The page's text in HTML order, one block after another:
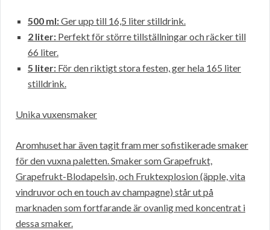
500 ml:Ger upp till 16,5 liter stilldrink.
2 liter: Perfekt för större tillställningar och räcker till
66 liter.
5 liter: För den riktigt stora festen, ger hela 165 liter
stilldrink.
Unika vuxensmaker
Aromhuset har även tagit fram mer sofistikerade smaker
för den vuxna paletten. Smaker som Grapefrukt,
Grapefrukt-Blodapelsin, och Fruktexplosion (äpple, vita
vindruvor och en touch av champagne) står ut på
marknaden som fortfarande är ovanlig med koncentrat i
dessa smaker.